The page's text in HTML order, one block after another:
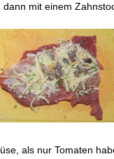
mit einem
als nur Tomaten